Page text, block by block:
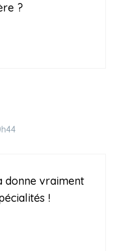
?
donne vraiment
!